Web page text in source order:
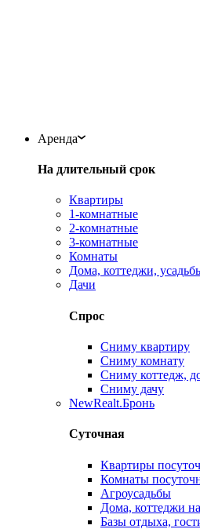
Аренда
На длительный срок
Квартиры
1-комнатные
2-комнатные
3-комнатные
Комнаты
Дома, коттеджи,
Дачи
Спрос
Сниму квартиру
Сниму комнату
Сниму коттедж,
Сниму дачу
NewRealt.Бронь
Суточная
Квартиры
Комнаты
Агроусадьбы
Дома, коттеджи
Базы отдыха,